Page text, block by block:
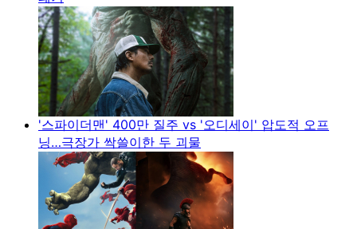
'스파이더맨' 400만 질주 vs '오디세이' 압도적 오프
닝…극장가 싹쓸이한 두 괴물